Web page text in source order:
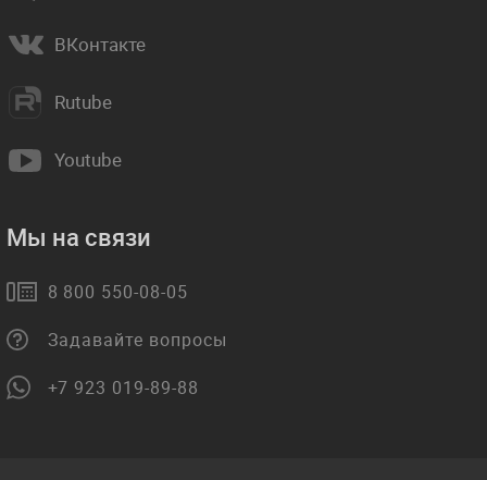
ВКонтакте
Rutube
Youtube
Мы на связи
8 800 550-08-05
Задавайте вопросы
+7 923 019-89-88